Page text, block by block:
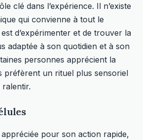
clé dans l’expérience. Il n’existe
qui convienne à tout le
est d’expérimenter et de trouver la
adaptée à son quotidien et à son
personnes apprécient la
préfèrent un rituel plus sensoriel
appréciée pour son action rapide,